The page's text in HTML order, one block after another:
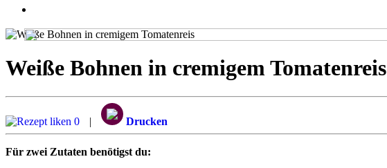
Weiße Bohnen in cremigem Tomatenreis
0 | Drucken
Für zwei Zutaten benötigst du: